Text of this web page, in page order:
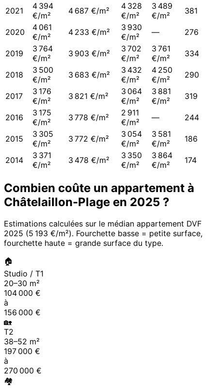
2021
4 394
€/m²
4 687 €/m²
4 328
€/m²
3 489
€/m²
381
2020
4 061
€/m²
4 233 €/m²
3 930
€/m²
— 276
2019
3 764
€/m²
3 903 €/m²
3 702
€/m²
3 761
€/m²
334
2018
3 500
€/m²
3 683 €/m²
3 432
€/m²
4 250
€/m²
290
2017
3 176
€/m²
3 821 €/m²
3 064
€/m²
3 881
€/m²
319
2016
3 175
€/m²
3 778 €/m²
2 911
€/m²
— 244
2015
3 305
€/m²
3 772 €/m²
3 054
€/m²
3 581
€/m²
186
2014
3 371
€/m²
3 478 €/m²
3 350
€/m²
3 864
€/m²
174
Combien coûte un appartement à
Châtelaillon-Plage en 2025 ?
Estimations calculées sur le médian appartement DVF
2025 (5 193 €/m²). Fourchette basse = petite surface,
fourchette haute = grande surface du type.
🏠
Studio / T1
20–30 m²
104 000 €
à
156 000 €
🏡
T2
38–52 m²
197 000 €
à
270 000 €
🏘